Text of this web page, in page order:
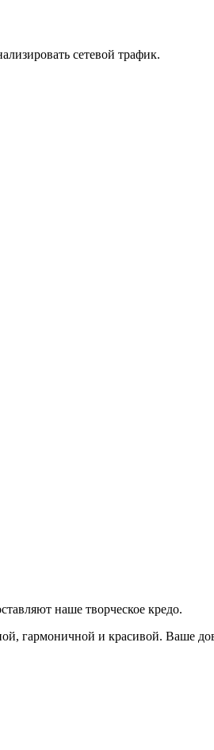
сетевой трафик.
наше творческое кредо.
и красивой. Ваше